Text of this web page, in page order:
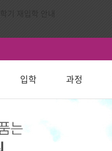
입학 과정